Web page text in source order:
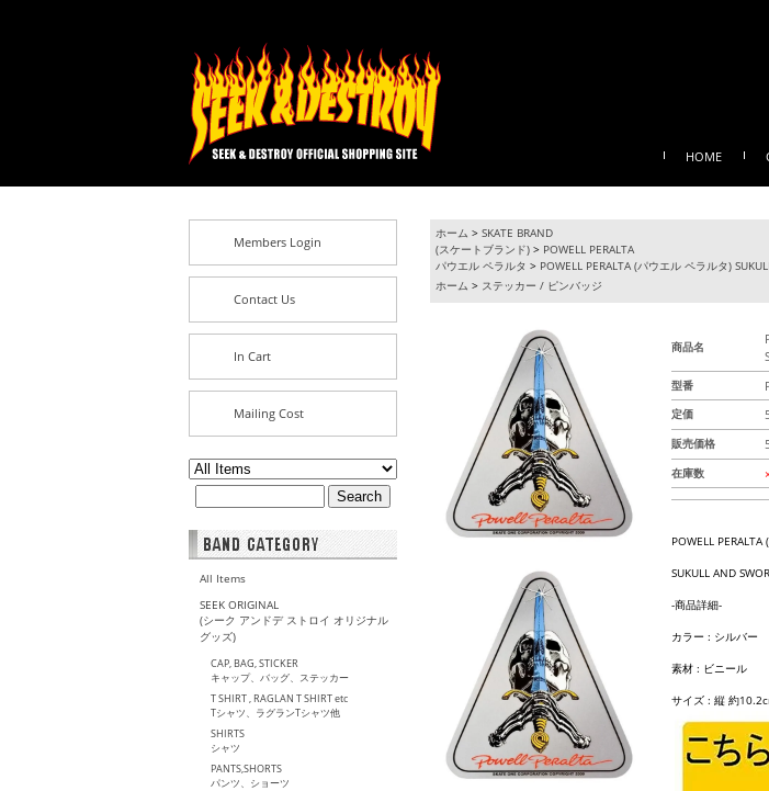
HOME
Members Login
Contact Us
In Cart
Mailing Cost
All Items
SEEK ORIGINAL
(シーク アンドデ ストロイ オリジナル
グッズ)
CAP, BAG, STICKER
キャップ、バッグ、ステッカー
T SHIRT , RAGLAN T SHIRT etc
Tシャツ、ラグランTシャツ他
SHIRTS
シャツ
PANTS,SHORTS
パンツ、ショーツ
ホーム > SKATE BRAND
(スケートブランド) > POWELL PERALTA
パウエル ペラルタ > POWELL PERALTA (パウエル ペラルタ)
ホーム > ステッカー / ピンバッジ
商品名
型番
定価
販売価格
在庫数
POWELL
SUKULL AND
-商品詳細-
カラー : シルバー
素材 : ビニール
サイズ : 縦 約